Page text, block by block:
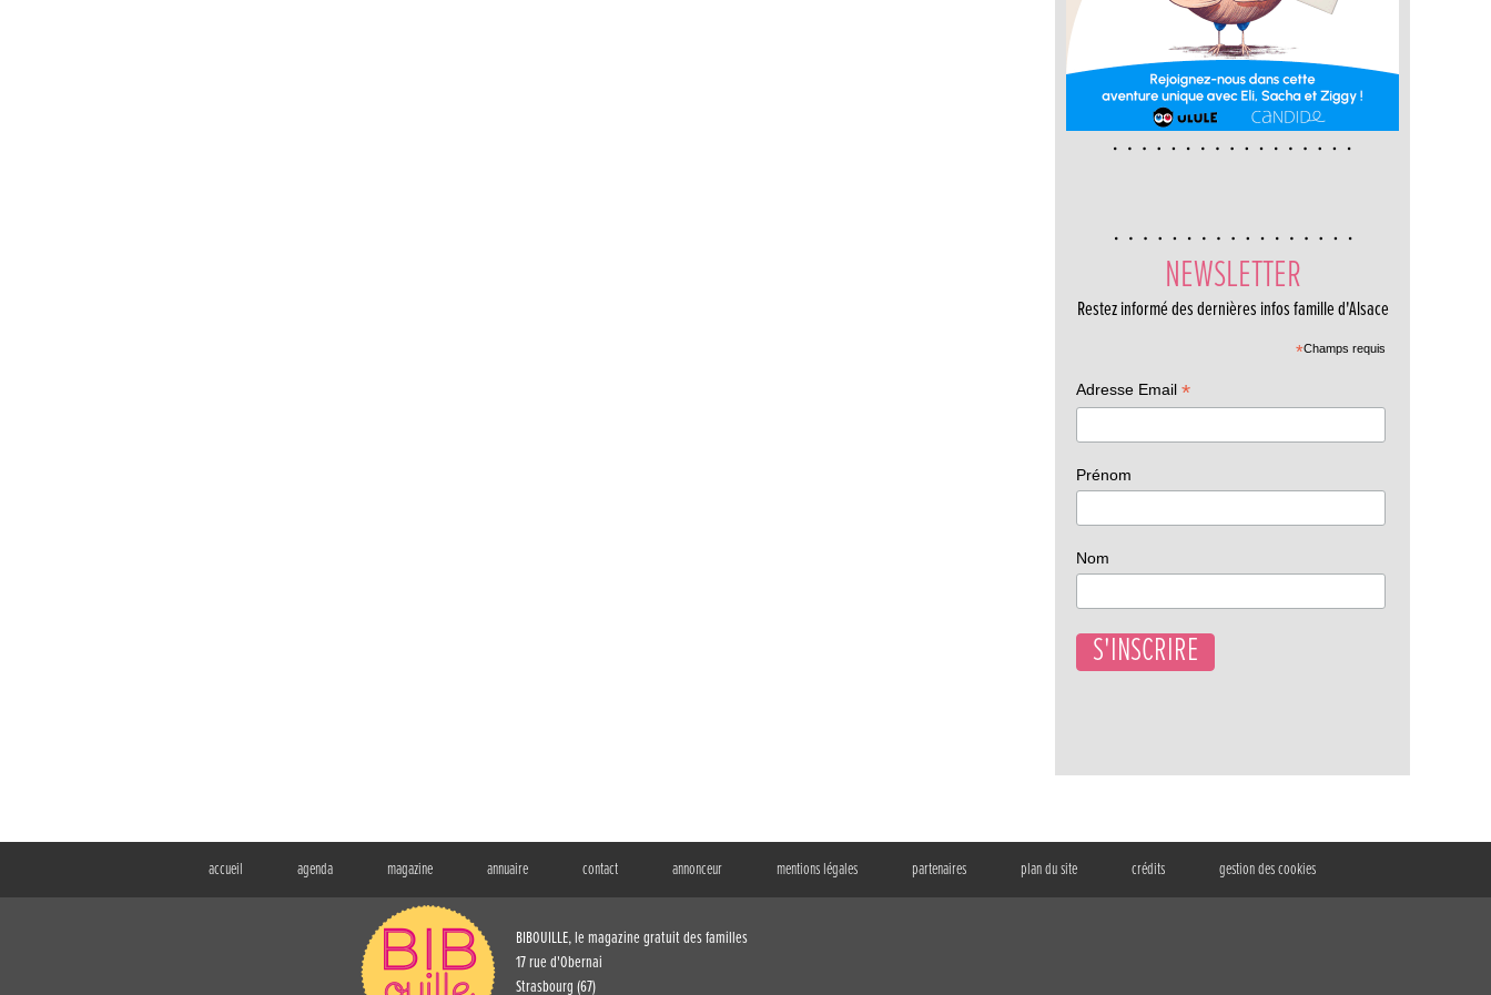
NEWSLETTER
Restez informé des dernières infos famille d'Alsace
*Champs requis
Adresse Email *
Prénom
Nom
accueil agenda magazine annuaire contact annonceur mentions légales partenaires plan du site crédits gestion des cookies
BIBOUILLE, le magazine gratuit des familles
17 rue d'Obernai
Strasbourg (67)